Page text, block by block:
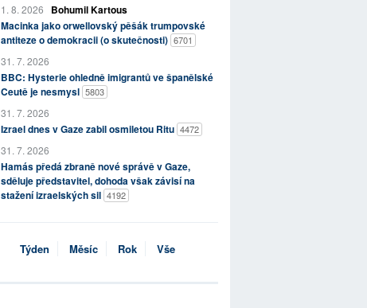
1. 8. 2026
Bohumil Kartous
Macinka jako orwellovský pěšák trumpovské
antiteze o demokracii (o skutečnosti) 6701
31. 7. 2026
BBC: Hysterie ohledně imigrantů ve španělské
Ceutě je nesmysl 5803
31. 7. 2026
Izrael dnes v Gaze zabil osmiletou Ritu 4472
31. 7. 2026
Hamás předá zbraně nové správě v Gaze,
sděluje představitel, dohoda však závisí na
stažení izraelských sil 4192
Týden Měsíc Rok Vše